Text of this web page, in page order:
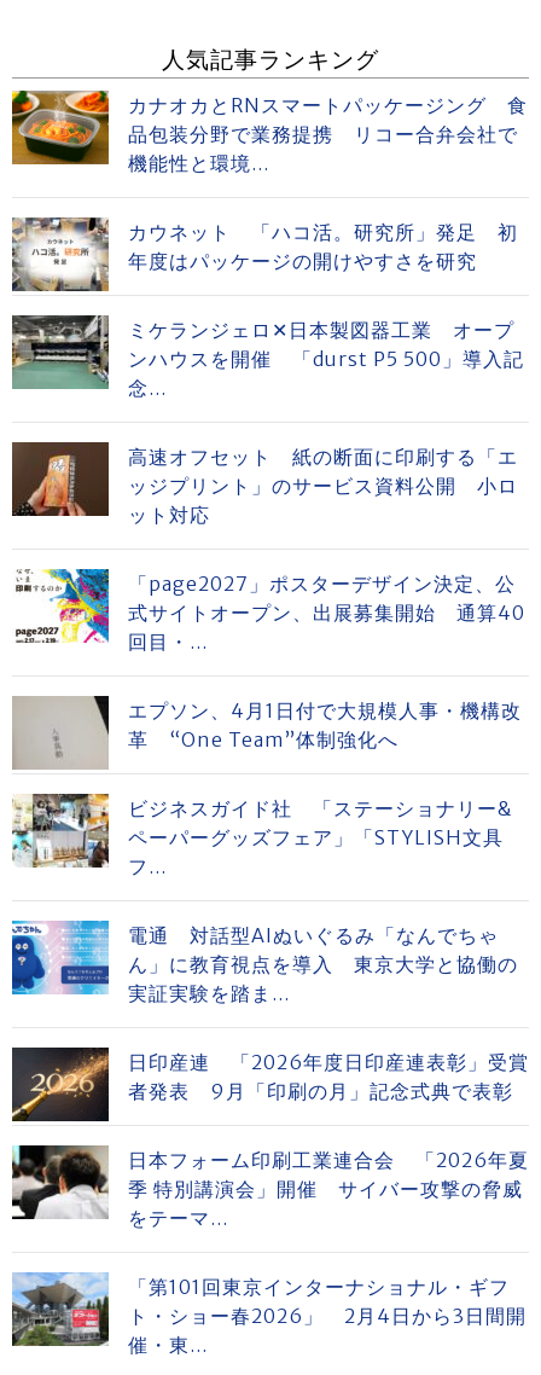
人気記事ランキング
カナオカとRNスマートパッケージング 食
品包装分野で業務提携 リコー合弁会社で
機能性と環境...
カウネット 「ハコ活。研究所」発足 初
年度はパッケージの開けやすさを研究
ミケランジェロ✕日本製図器工業 オープ
ンハウスを開催 「durst P5 500」導入記
念...
高速オフセット 紙の断面に印刷する「エ
ッジプリント」のサービス資料公開 小ロ
ット対応
「page2027」ポスターデザイン決定、公
式サイトオープン、出展募集開始 通算40
回目・...
エプソン、4月1日付で大規模人事・機構改
革 “One Team”体制強化へ
ビジネスガイド社 「ステーショナリー&
ペーパーグッズフェア」「STYLISH文具
フ...
電通 対話型AIぬいぐるみ「なんでちゃ
ん」に教育視点を導入 東京大学と協働の
実証実験を踏ま...
日印産連 「2026年度日印産連表彰」受賞
者発表 9月「印刷の月」記念式典で表彰
日本フォーム印刷工業連合会 「2026年夏
季 特別講演会」開催 サイバー攻撃の脅威
をテーマ...
「第101回東京インターナショナル・ギフ
ト・ショー春2026」 2月4日から3日間開
催・東...